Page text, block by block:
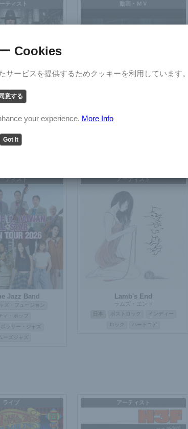
ティスト
The Masthaz
J-POP
動画・ＭＶ
ボサノバ
ティスト
Jazz Band
ズ・フュージョン
ィ・ポップ
ラリー・ジャズ
ーズジャズ
アーティスト
Lamb's End
ラムズ・エンド
ポストロック
インディー
ロック
ハードコア
ライブ アーティスト
×
Version
Cookies
ービスを提供するためクッキーを利用しています。
意する
your experience. More Info
Got It